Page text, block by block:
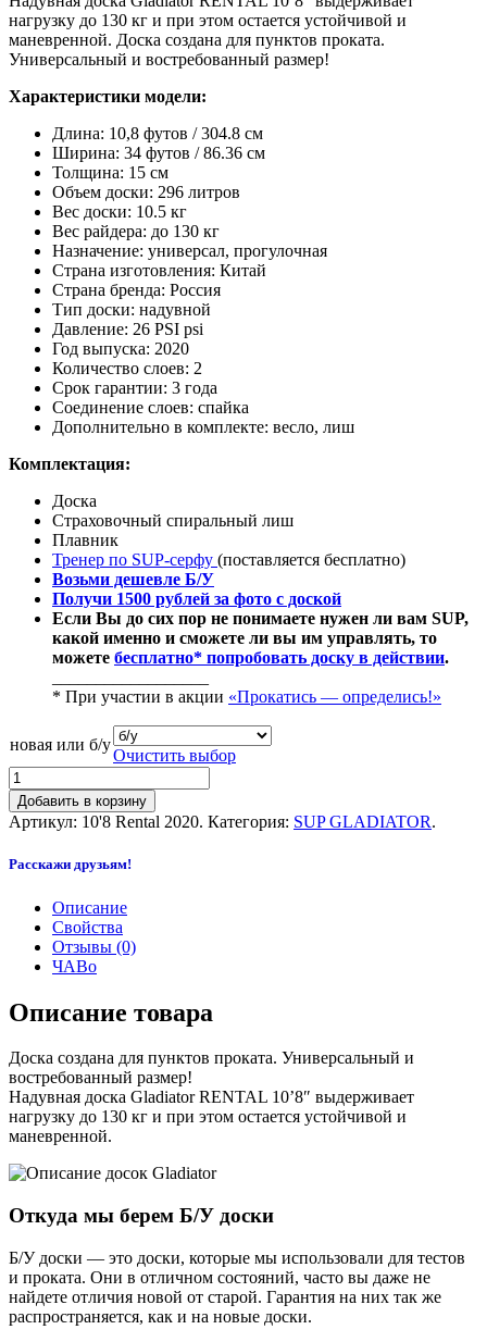
нагрузку до 130 кг и при этом остается устойчивой и
маневренной. Доска создана для пунктов проката.
Универсальный и востребованный размер!
Характеристики модели:
Длина: 10,8 футов / 304.8 см
Ширина: 34 футов / 86.36 см
Толщина: 15 см
Объем доски: 296 литров
Вес доски: 10.5 кг
Вес райдера: до 130 кг
Назначение: универсал, прогулочная
Страна изготовления: Китай
Страна бренда: Россия
Тип доски: надувной
Давление: 26 PSI psi
Год выпуска: 2020
Количество слоев: 2
Срок гарантии: 3 года
Соединение слоев: спайка
Дополнительно в комплекте: весло, лиш
Комплектация:
Доска
Страховочный спиральный лиш
Плавник
Тренер по SUP-серфу (поставляется бесплатно)
Возьми дешевле Б/У
Получи 1500 рублей за фото с доской
Если Вы до сих пор не понимаете нужен ли вам SUP,
какой именно и сможете ли вы им управлять, то
можете бесплатно* попробовать доску в действии.
* При участии в акции «Прокатись — определись!»
новая или б/у
Очистить выбор
Добавить в корзину
Артикул: 10'8 Rental 2020. Категория: SUP GLADIATOR.
Расскажи друзьям!
Описание
Свойства
Отзывы (0)
ЧАВо
Описание товара
Доска создана для пунктов проката. Универсальный и
востребованный размер!
Надувная доска Gladiator RENTAL 10’8″ выдерживает
нагрузку до 130 кг и при этом остается устойчивой и
маневренной.
Откуда мы берем Б/У доски
Б/У доски — это доски, которые мы использовали для тестов
и проката. Они в отличном состояний, часто вы даже не
найдете отличия новой от старой. Гарантия на них так же
распространяется, как и на новые доски.